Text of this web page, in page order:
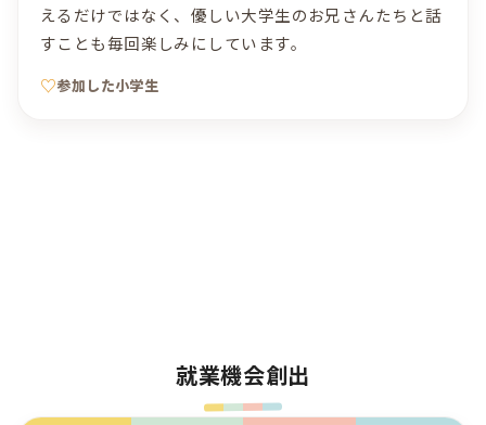
えるだけではなく、優しい大学生のお兄さんたちと話
すことも毎回楽しみにしています。
参加した小学生
就業機会創出